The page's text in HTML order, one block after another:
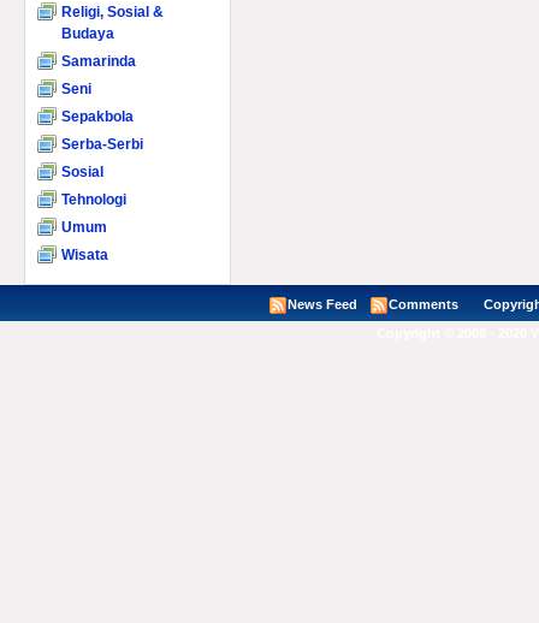
Religi, Sosial &
Budaya
Samarinda
Seni
Sepakbola
Serba-Serbi
Sosial
Tehnologi
Umum
Wisata
News Feed Comments Copyright